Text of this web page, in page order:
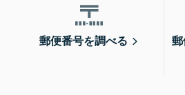
郵便番号を調べる